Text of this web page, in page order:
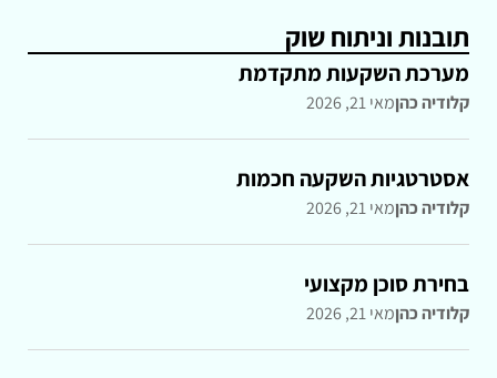
תובנות וניתוח שוק
מערכת השקעות מתקדמת
קלודיה כהןמאי 21, 2026
אסטרטגיות השקעה חכמות
קלודיה כהןמאי 21, 2026
בחירת סוכן מקצועי
קלודיה כהןמאי 21, 2026